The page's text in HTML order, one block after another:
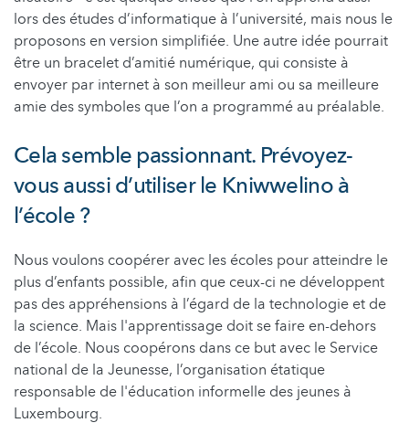
lors des études d’informatique à l’université, mais nous le
proposons en version simplifiée. Une autre idée pourrait
être un bracelet d’amitié numérique, qui consiste à
envoyer par internet à son meilleur ami ou sa meilleure
amie des symboles que l’on a programmé au préalable.
Cela semble passionnant. Prévoyez-
vous aussi d’utiliser le Kniwwelino à
l’école ?
Nous voulons coopérer avec les écoles pour atteindre le
plus d’enfants possible, afin que ceux-ci ne développent
pas des appréhensions à l’égard de la technologie et de
la science. Mais l'apprentissage doit se faire en-dehors
de l’école. Nous coopérons dans ce but avec le Service
national de la Jeunesse, l’organisation étatique
responsable de l'éducation informelle des jeunes à
Luxembourg.